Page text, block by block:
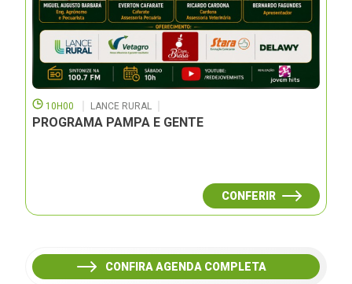
10H00 LANCE RURAL
PROGRAMA PAMPA E GENTE
CONFERIR
CONFIRA AGENDA COMPLETA